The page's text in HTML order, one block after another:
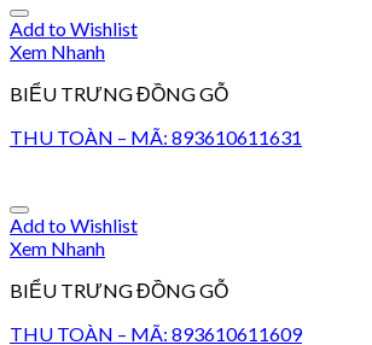
Add to Wishlist
Xem Nhanh
BIỂU TRƯNG ĐỒNG GỖ
THU TOÀN – MÃ: 893610611631
Add to Wishlist
Xem Nhanh
BIỂU TRƯNG ĐỒNG GỖ
THU TOÀN – MÃ: 893610611609